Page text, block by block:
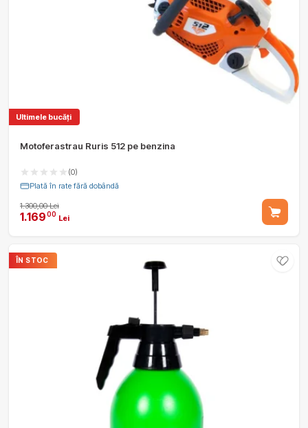
Ultimele bucăți
Motoferastrau Ruris 512 pe benzina
(0)
Plată în rate fără dobândă
1.300,00 Lei
1.16900 Lei
ÎN STOC